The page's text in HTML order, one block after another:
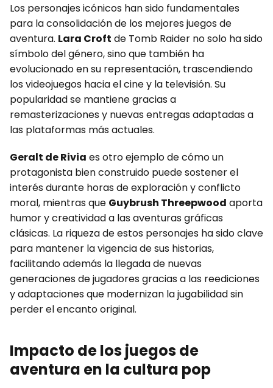
Los personajes icónicos han sido fundamentales
para la consolidación de los mejores juegos de
aventura. Lara Croft de Tomb Raider no solo ha sido
símbolo del género, sino que también ha
evolucionado en su representación, trascendiendo
los videojuegos hacia el cine y la televisión. Su
popularidad se mantiene gracias a
remasterizaciones y nuevas entregas adaptadas a
las plataformas más actuales.
Geralt de Rivia es otro ejemplo de cómo un
protagonista bien construido puede sostener el
interés durante horas de exploración y conflicto
moral, mientras que Guybrush Threepwood aporta
humor y creatividad a las aventuras gráficas
clásicas. La riqueza de estos personajes ha sido clave
para mantener la vigencia de sus historias,
facilitando además la llegada de nuevas
generaciones de jugadores gracias a las reediciones
y adaptaciones que modernizan la jugabilidad sin
perder el encanto original.
Impacto de los juegos de
aventura en la cultura pop